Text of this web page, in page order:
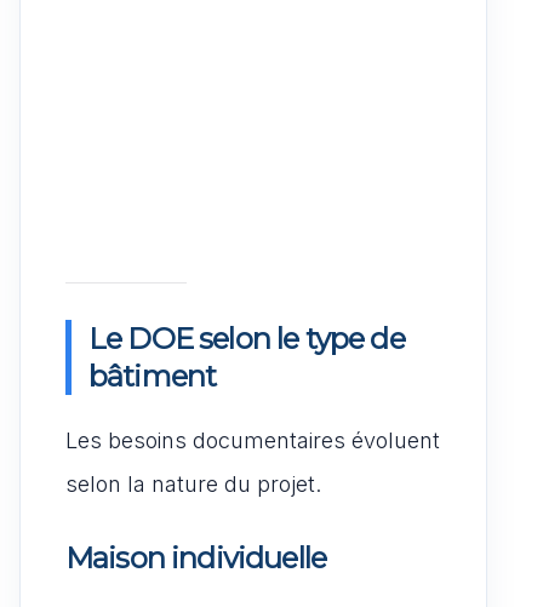
Le DOE selon le type de
bâtiment
Les besoins documentaires évoluent
selon la nature du projet.
Maison individuelle